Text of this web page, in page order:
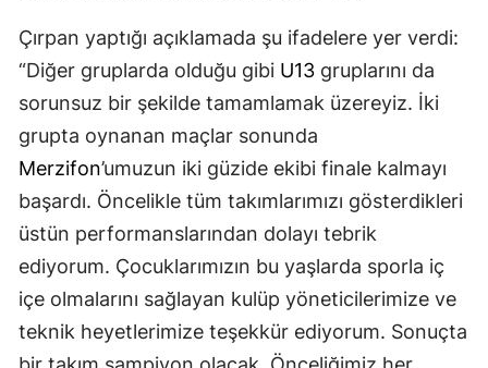
Çırpan yaptığı açıklamada şu ifadelere yer verdi:
“Diğer gruplarda olduğu gibi U13 gruplarını da
sorunsuz bir şekilde tamamlamak üzereyiz. İki
grupta oynanan maçlar sonunda
Merzifon’umuzun iki güzide ekibi finale kalmayı
başardı. Öncelikle tüm takımlarımızı gösterdikleri
üstün performanslarından dolayı tebrik
ediyorum. Çocuklarımızın bu yaşlarda sporla iç
içe olmalarını sağlayan kulüp yöneticilerimize ve
teknik heyetlerimize teşekkür ediyorum. Sonuçta